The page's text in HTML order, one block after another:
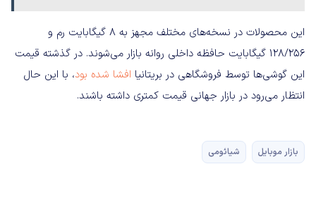
این محصولات در نسخه‌های مختلف مجهز به ۸ گیگابایت رم و
۱۲۸/۲۵۶ گیگابایت حافظه داخلی روانه بازار می‌شوند. در گذشته قیمت
این گوشی‌ها توسط فروشگاهی در بریتانیا افشا شده بود، با این حال
انتظار می‌رود در بازار جهانی قیمت کمتری داشته باشند.
بازار موبایل شیائومی